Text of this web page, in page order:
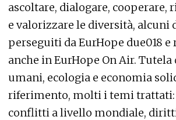
ascoltare, dialogare, cooperare,
e valorizzare le diversità, alcuni
perseguiti da EurHope due018
anche in EurHope On Air.
umani, ecologia e economia
riferimento, molti i temi trattati:
conflitti a livello mondiale,